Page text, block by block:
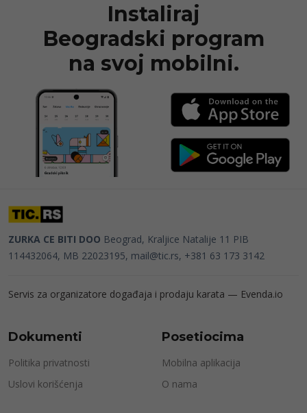
Instaliraj
Beogradski program
na svoj mobilni.
ZURKA CE BITI DOO Beograd, Kraljice Natalije 11 PIB
114432064, MB 22023195, mail@tic.rs, +381 63 173 3142
Servis za organizatore događaja i prodaju karata — Evenda.io
Dokumenti
Politika privatnosti
Uslovi korišćenja
Posetiocima
Mobilna aplikacija
O nama